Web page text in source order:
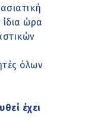
ώρα
όλων
έχει